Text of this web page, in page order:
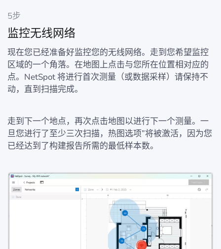
5步
监控无线网络
现在您已经准备好监控您的无线网络。走到您希望监控
区域的一个角落。在地图上点击与您所在位置相对应的
点。NetSpot 将进行首次测量（或数据采样）请保持不
动，直到扫描完成。
走到下一个地点，再次点击地图以进行下一个测量。一
旦您进行了至少三次扫描，热图选项”将被激活，因为您
已经达到了构建报告所需的最低样本数。